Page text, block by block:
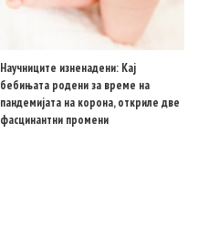
Научниците изненадени: Кај
бебињата родени за време на
пандемијата на корона, откриле две
фасцинантни промени